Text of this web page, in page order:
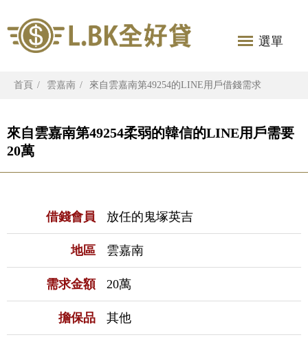
選單
首頁 雲嘉南 來自雲嘉南第49254的LINE用戶借錢需求
來自雲嘉南第49254柔弱的韓信的LINE用戶需要
20萬
借錢會員 放任的鬼塚英吉
地區 雲嘉南
需求金額 20萬
擔保品 其他